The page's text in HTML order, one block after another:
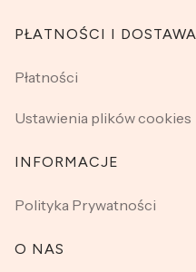
PŁATNOŚCI I DOSTAWA
Płatności
Ustawienia plików cookies
INFORMACJE
Polityka Prywatności
O NAS